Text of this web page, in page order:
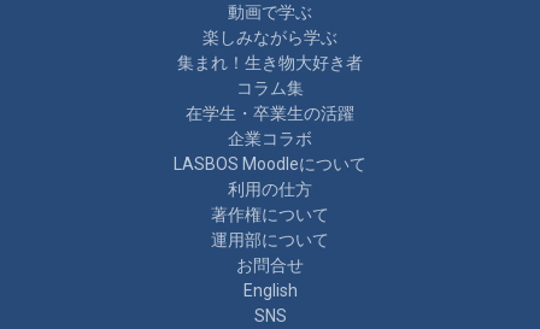
動画で学ぶ
楽しみながら学ぶ
集まれ！生き物大好き者
コラム集
在学生・卒業生の活躍
企業コラボ
LASBOS Moodleについて
利用の仕方
著作権について
運用部について
お問合せ
English
SNS